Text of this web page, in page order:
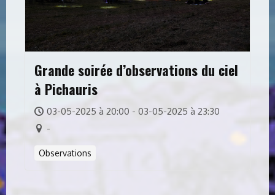
Grande soirée d’observations du ciel
à Pichauris
03-05-2025 à 20:00 - 03-05-2025 à 23:30
-
Observations